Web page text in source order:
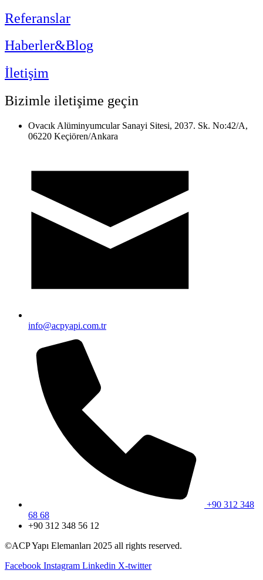
Referanslar
Haberler&Blog
İletişim
Bizimle iletişime geçin
Ovacık Alüminyumcular Sanayi Sitesi, 2037. Sk. No:42/A,
06220 Keçiören/Ankara
info@acpyapi.com.tr
+90 312 348
68 68
+90 312 348 56 12
©ACP Yapı Elemanları 2025 all rights reserved.
Facebook Instagram Linkedin X-twitter